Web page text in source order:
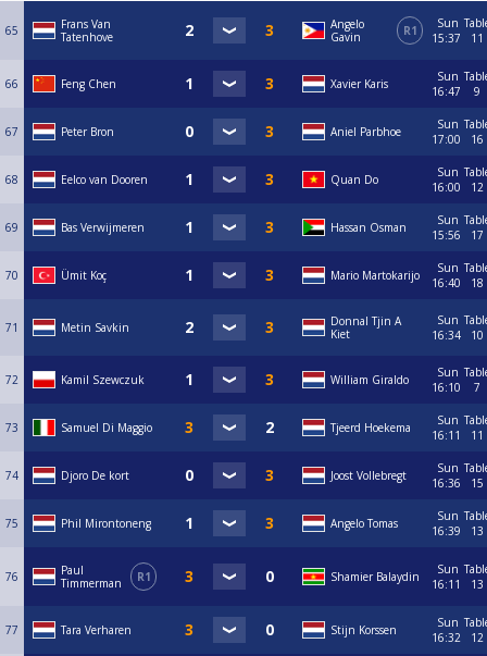
65
Frans Van
Tatenhove
Angelo
Gavin
R1
Sun
15:37
11
66 Feng Chen Xavier Karis
Sun
16:47
9
67 Peter Bron Aniel Parbhoe
Sun
17:00
16
68 Eelco van Dooren Quan Do
Sun
16:00
12
69 Bas Verwijmeren Hassan Osman
Sun
15:56
17
70 Ümit Koç Mario Martokarijo
Sun
16:40
18
71 Metin Savkin
Donnal Tjin A
Kiet
Sun
16:34
10
72 Kamil Szewczuk William Giraldo
Sun
16:10
7
73 Samuel Di Maggio Tjeerd Hoekema
Sun
16:11
11
74 Djoro De kort Joost Vollebregt
Sun
16:36
15
75 Phil Mirontoneng Angelo Tomas
Sun
16:39
13
76
Paul
Timmerman
R1 Shamier Balaydin
Sun
16:11
13
77 Tara Verharen Stijn Korssen
Sun
16:32
12